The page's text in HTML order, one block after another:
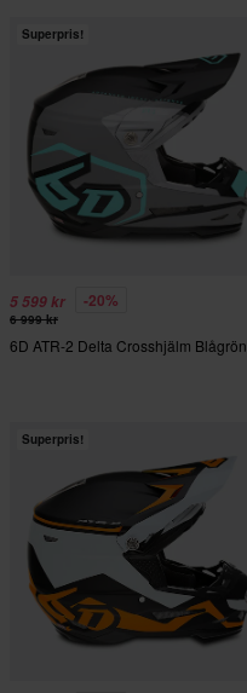
Superpris!
5 599 kr -20%
6 999 kr
6D ATR-2 Delta Crosshjälm Blågrön
Superpris!